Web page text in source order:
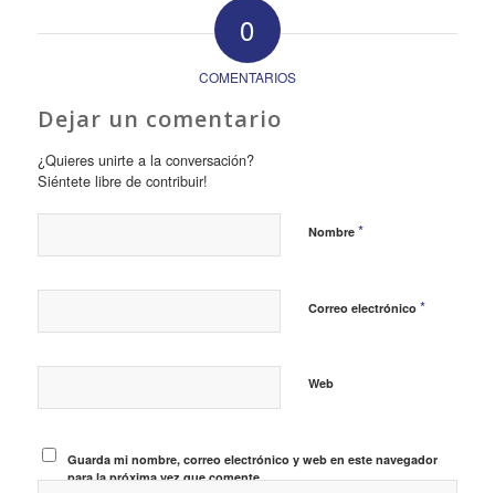
0
COMENTARIOS
Dejar un comentario
¿Quieres unirte a la conversación?
Siéntete libre de contribuir!
Nombre *
Correo electrónico *
Web
Guarda mi nombre, correo electrónico y web en este navegador
para la próxima vez que comente.